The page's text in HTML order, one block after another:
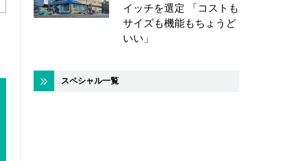
イッチを選定 「コストも
サイズも機能もちょうど
いい」
スペシャル一覧